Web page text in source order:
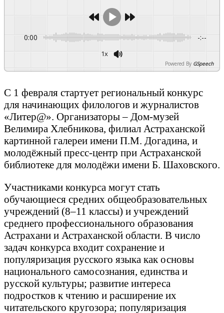
0:00 -:--
1x
Powered By GSpeech
С 1 февраля стартует региональный конкурс
для начинающих филологов и журналистов
«Литер@». Организаторы – Дом-музей
Велимира Хлебникова, филиал Астраханской
картинной галереи имени П.М. Догадина, и
молодёжный пресс-центр при Астраханской
библиотеке для молодёжи имени Б. Шаховского.
Участниками конкурса могут стать
обучающиеся средних общеобразовательных
учреждений (8–11 классы) и учреждений
среднего профессионального образования
Астрахани и Астраханской области. В число
задач конкурса входит сохранение и
популяризация русского языка как основы
национального самосознания, единства и
русской культуры; развитие интереса
подростков к чтению и расширение их
читательского кругозора; популяризация